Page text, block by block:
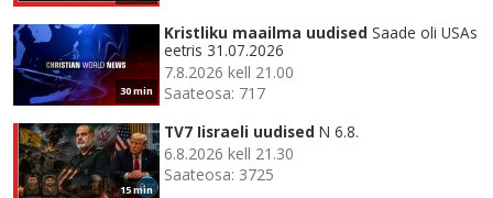
30 min
Kristliku maailma uudised Saade oli USAs
eetris 31.07.2026
7.8.2026 kell 21.00
Saateosa: 717
15 min
TV7 Iisraeli uudised N 6.8.
6.8.2026 kell 21.30
Saateosa: 3725